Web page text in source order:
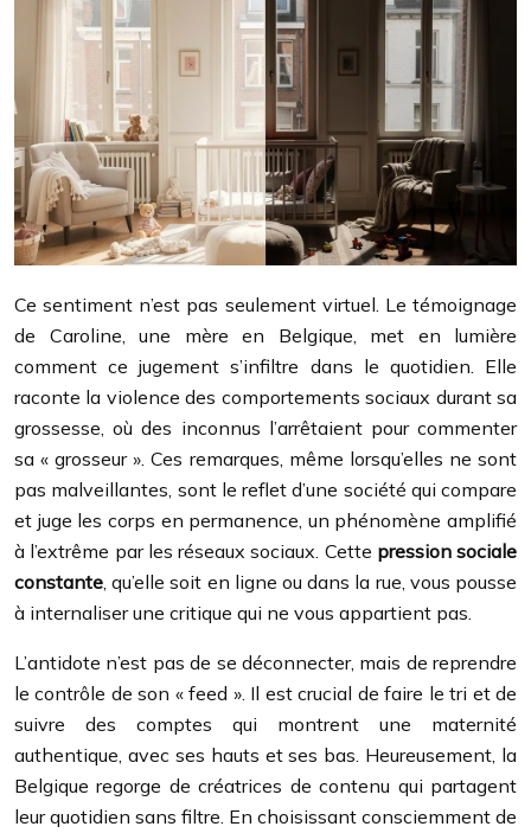
Ce sentiment n’est pas seulement virtuel. Le témoignage
de Caroline, une mère en Belgique, met en lumière
comment ce jugement s’infiltre dans le quotidien. Elle
raconte la violence des comportements sociaux durant sa
grossesse, où des inconnus l’arrêtaient pour commenter
sa « grosseur ». Ces remarques, même lorsqu’elles ne sont
pas malveillantes, sont le reflet d’une société qui compare
et juge les corps en permanence, un phénomène amplifié
à l’extrême par les réseaux sociaux. Cette pression sociale
constante , qu’elle soit en ligne ou dans la rue, vous pousse
à internaliser une critique qui ne vous appartient pas.
L’antidote n’est pas de se déconnecter, mais de reprendre
le contrôle de son « feed ». Il est crucial de faire le tri et de
suivre des comptes qui montrent une maternité
authentique, avec ses hauts et ses bas. Heureusement, la
Belgique regorge de créatrices de contenu qui partagent
leur quotidien sans filtre. En choisissant consciemment de